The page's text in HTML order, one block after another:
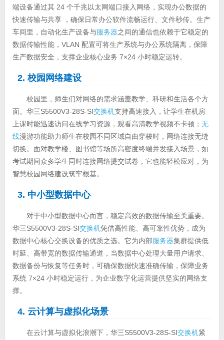
端设备通过其 24 个千兆以太网端口接入网络，实现办公数据的
快速传输与共享 ，确保日常办公软件流畅运行、文件秒传。生产
车间里，自动化生产设备与服务器之间的通信也依赖于它稳定的
数据传输性能，VLAN 配置可将生产系统与办公系统隔离，保障
生产数据安全，支撑企业核心业务 7×24 小时稳定运转。
2. 校园网络建设
校园里，师生们对网络的需求涵盖教学、科研和生活各个方
面。华三S5500V3-28S-SI交换机支持高速接入，让学生在机房
上课时能迅速访问在线学习资源，观看高清教学视频不卡顿； 无
线漫游功能助力师生在校园不同区域自由穿梭时，网络连接无缝
切换。面对教学楼、图书馆等场所高密度终端并发接入场景，如
考试期间众多学生同时连接网络提交试卷，它也能轻松应对，为
智慧校园网络建设筑牢根基。
3. 中小型数据中心
对于中小型数据中心而言，稳定高效的数据传输至关重要。
华三S5500V3-28S-SI交换机凭借高性能、高可靠性优势，成为
数据中心核心交换设备的优质之选。它为内部服务器集群提供低
时延、高带宽的数据传输通道，当数据中心处理大量用户请求、
数据备份与恢复等任务时，可确保数据快速准确传输，保障业务
系统 7×24 小时稳定运行，为企业数字化运营提供坚实的网络支
撑。
4. 云计算与虚拟化场景
在云计算与虚拟化浪潮下，华三S5500V3-28S-SI交换机紧